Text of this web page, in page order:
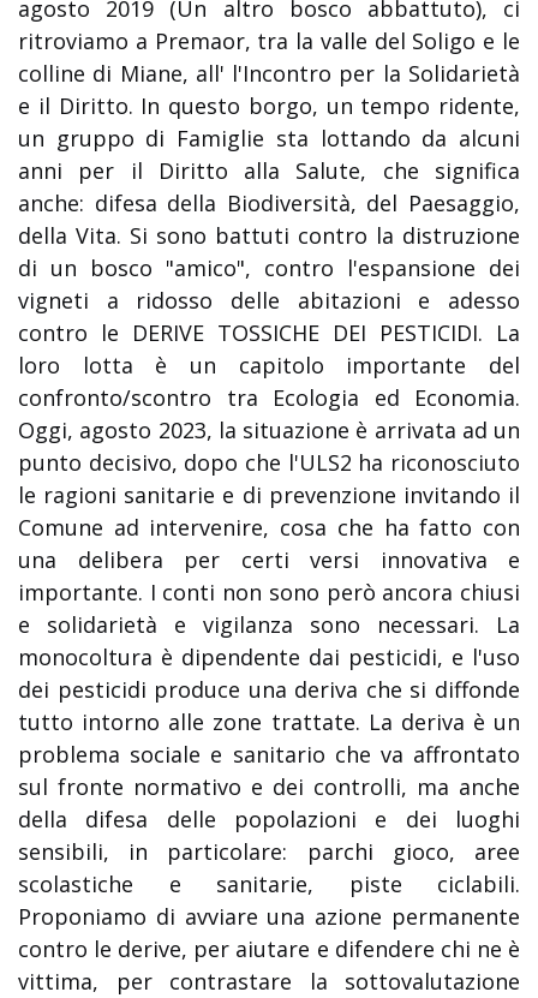
agosto 2019 (Un altro bosco abbattuto), ci
ritroviamo a Premaor, tra la valle del Soligo e le
colline di Miane, all' l'Incontro per la Solidarietà
e il Diritto. In questo borgo, un tempo ridente,
un gruppo di Famiglie sta lottando da alcuni
anni per il Diritto alla Salute, che significa
anche: difesa della Biodiversità, del Paesaggio,
della Vita. Si sono battuti contro la distruzione
di un bosco "amico", contro l'espansione dei
vigneti a ridosso delle abitazioni e adesso
contro le DERIVE TOSSICHE DEI PESTICIDI. La
loro lotta è un capitolo importante del
confronto/scontro tra Ecologia ed Economia.
Oggi, agosto 2023, la situazione è arrivata ad un
punto decisivo, dopo che l'ULS2 ha riconosciuto
le ragioni sanitarie e di prevenzione invitando il
Comune ad intervenire, cosa che ha fatto con
una delibera per certi versi innovativa e
importante. I conti non sono però ancora chiusi
e solidarietà e vigilanza sono necessari. La
monocoltura è dipendente dai pesticidi, e l'uso
dei pesticidi produce una deriva che si diffonde
tutto intorno alle zone trattate. La deriva è un
problema sociale e sanitario che va affrontato
sul fronte normativo e dei controlli, ma anche
della difesa delle popolazioni e dei luoghi
sensibili, in particolare: parchi gioco, aree
scolastiche e sanitarie, piste ciclabili.
Proponiamo di avviare una azione permanente
contro le derive, per aiutare e difendere chi ne è
vittima, per contrastare la sottovalutazione